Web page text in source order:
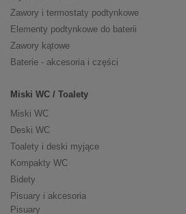
Zawory i termostaty podtynkowe
Elementy podtynkowe do baterii
Zawory kątowe
Baterie - akcesoria i części
Miski WC / Toalety
Miski WC
Deski WC
Toalety i deski myjące
Kompakty WC
Bidety
Pisuary i akcesoria
Pisuary